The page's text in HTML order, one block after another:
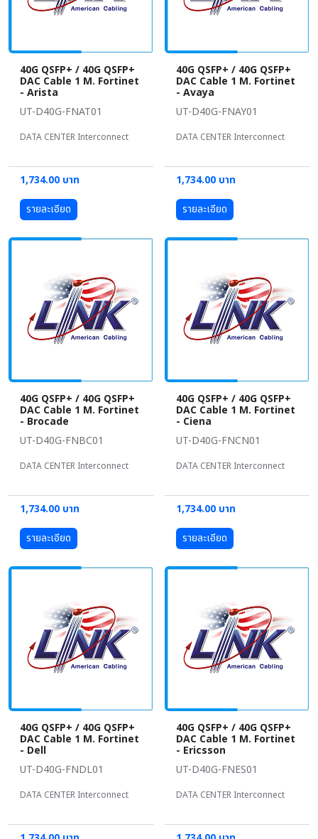
40G QSFP+ / 40G QSFP+
DAC Cable 1 M. Fortinet
- Arista
UT-D40G-FNAT01
DATA CENTER Interconnect
1,734.00 บาท
รายละเอียด
40G QSFP+ / 40G QSFP+
DAC Cable 1 M. Fortinet
- Avaya
UT-D40G-FNAY01
DATA CENTER Interconnect
1,734.00 บาท
รายละเอียด
40G QSFP+ / 40G QSFP+
DAC Cable 1 M. Fortinet
- Brocade
UT-D40G-FNBC01
DATA CENTER Interconnect
1,734.00 บาท
รายละเอียด
40G QSFP+ / 40G QSFP+
DAC Cable 1 M. Fortinet
- Ciena
UT-D40G-FNCN01
DATA CENTER Interconnect
1,734.00 บาท
รายละเอียด
40G QSFP+ / 40G QSFP+
DAC Cable 1 M. Fortinet
- Dell
UT-D40G-FNDL01
DATA CENTER Interconnect
40G QSFP+ / 40G QSFP+
DAC Cable 1 M. Fortinet
- Ericsson
UT-D40G-FNES01
DATA CENTER Interconnect